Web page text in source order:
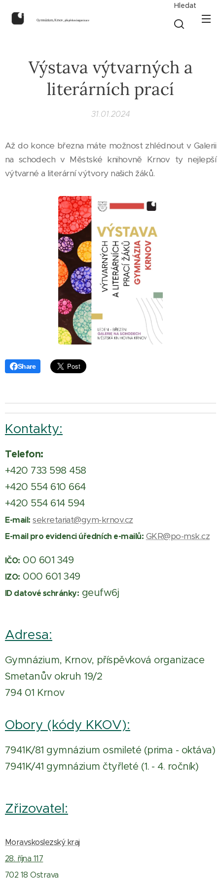
Gymnázium, Krnov,příspěvková organizace
Hledat
Výstava výtvarných a
literárních prací
31.01.2024
Až do konce března máte možnost zhlédnout v Galerii
na schodech v Městské knihovně Krnov ty nejlepší
výtvarné a literární výtvory našich žáků.
Share
Kontakty:
Telefon:
+420 733 598 458
+420 554 610 664
+420 554 614 594
E-mail: sekretariat@gym-krnov.cz
E-mail pro evidenci úředních e-mailů: GKR@po-msk.cz
IČO: 00 601 349
IZO: 000 601 349
ID datové schránky: geufw6j
Adresa:
Gymnázium, Krnov, příspěvková organizace
Smetanův okruh 19/2
794 01 Krnov
Obory (kódy KKOV):
7941K/81 gymnázium osmileté (prima - oktáva)
7941K/41 gymnázium čtyřleté (1. - 4. ročník)
Zřizovatel:
Moravskoslezský kraj
28. října 117
702 18 Ostrava